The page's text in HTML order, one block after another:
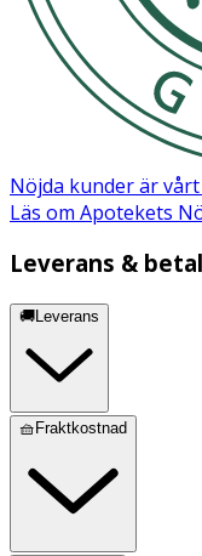
Hydrogenated
Triisostearate Mica
Nöjda kunder är
Läs om Apotekets
Leverans &
🚚Leverans
🧺Fraktkostnad